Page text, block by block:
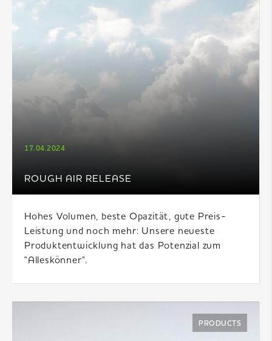
ROUGH AIR RELEASE
17.04.2024
Hohes Volumen, beste Opazität, gute Preis-
Leistung und noch mehr: Unsere neueste
Produktentwicklung hat das Potenzial zum
"Alleskönner".
PRODUCTS